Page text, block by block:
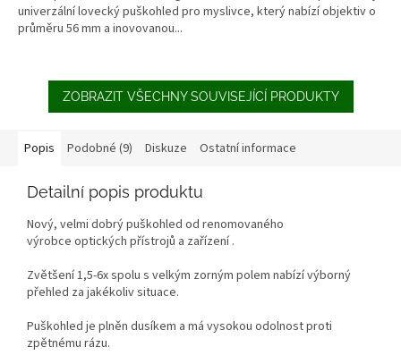
univerzální lovecký puškohled pro myslivce, který nabízí objektiv o
průměru 56 mm a inovovanou...
ZOBRAZIT VŠECHNY SOUVISEJÍCÍ PRODUKTY
Popis Podobné (9) Diskuze Ostatní informace
Detailní popis produktu
Nový, velmi dobrý puškohled od renomovaného
výrobce optických přístrojů a zařízení .
Zvětšení 1,5-6x spolu s velkým zorným polem nabízí výborný
přehled za jakékoliv situace.
Puškohled je plněn dusíkem a má vysokou odolnost proti
zpětnému rázu.